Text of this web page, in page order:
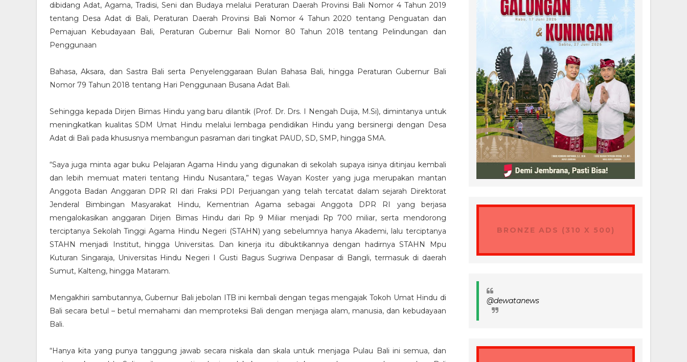
dibidang Adat, Agama, Tradisi, Seni dan Budaya melalui Peraturan Daerah Provinsi Bali Nomor 4 Tahun 2019
tentang Desa Adat di Bali, Peraturan Daerah Provinsi Bali Nomor 4 Tahun 2020 tentang Penguatan dan
Pemajuan Kebudayaan Bali, Peraturan Gubernur Bali Nomor 80 Tahun 2018 tentang Pelindungan dan
Penggunaan
Bahasa, Aksara, dan Sastra Bali serta Penyelenggaraan Bulan Bahasa Bali, hingga Peraturan Gubernur Bali
Nomor 79 Tahun 2018 tentang Hari Penggunaan Busana Adat Bali.
Sehingga kepada Dirjen Bimas Hindu yang baru dilantik (Prof. Dr. Drs. I Nengah Duija, M.Si), dimintanya untuk
meningkatkan kualitas SDM Umat Hindu melalui lembaga pendidikan Hindu yang bersinergi dengan Desa
Adat di Bali pada khususnya membangun pasraman dari tingkat PAUD, SD, SMP, hingga SMA.
“Saya juga minta agar buku Pelajaran Agama Hindu yang digunakan di sekolah supaya isinya ditinjau kembali
dan lebih memuat materi tentang Hindu Nusantara,” tegas Wayan Koster yang juga merupakan mantan
Anggota Badan Anggaran DPR RI dari Fraksi PDI Perjuangan yang telah tercatat dalam sejarah Direktorat
Jenderal Bimbingan Masyarakat Hindu, Kementrian Agama sebagai Anggota DPR RI yang berjasa
mengalokasikan anggaran Dirjen Bimas Hindu dari Rp 9 Miliar menjadi Rp 700 miliar, serta mendorong
terciptanya Sekolah Tinggi Agama Hindu Negeri (STAHN) yang sebelumnya hanya Akademi, lalu terciptanya
STAHN menjadi Institut, hingga Universitas. Dan kinerja itu dibuktikannya dengan hadirnya STAHN Mpu
Kuturan Singaraja, Universitas Hindu Negeri I Gusti Bagus Sugriwa Denpasar di Bangli, termasuk di daerah
Sumut, Kalteng, hingga Mataram.
Mengakhiri sambutannya, Gubernur Bali jebolan ITB ini kembali dengan tegas mengajak Tokoh Umat Hindu di
Bali secara betul – betul memahami dan memproteksi Bali dengan menjaga alam, manusia, dan kebudayaan
Bali.
“Hanya kita yang punya tanggung jawab secara niskala dan skala untuk menjaga Pulau Bali ini semua, dan
BRONZE ADS (310 X 500)
@dewatanews